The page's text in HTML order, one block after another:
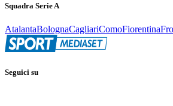
Squadra Serie A
AtalantaBolognaCagliariComoFiorentina
Seguici su